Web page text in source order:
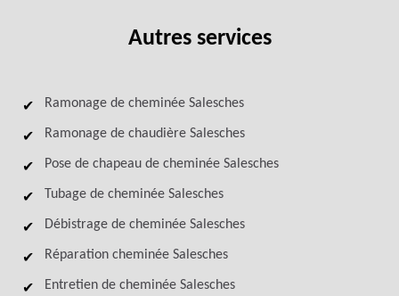
Autres services
Ramonage de cheminée Salesches
Ramonage de chaudière Salesches
Pose de chapeau de cheminée Salesches
Tubage de cheminée Salesches
Débistrage de cheminée Salesches
Réparation cheminée Salesches
Entretien de cheminée Salesches